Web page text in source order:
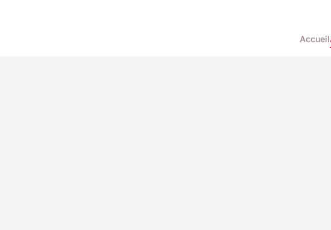
Accueil